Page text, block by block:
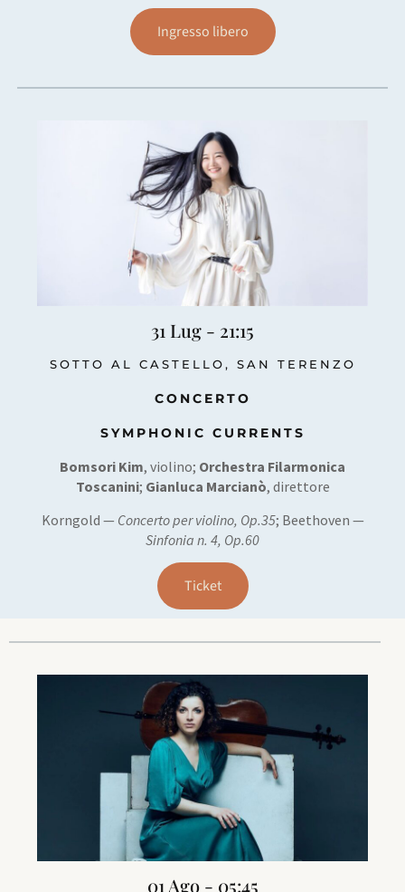
Ingresso libero
31 Lug - 21:15
SOTTO AL CASTELLO, SAN TERENZO
CONCERTO
SYMPHONIC CURRENTS
Bomsori Kim, violino; Orchestra Filarmonica
Toscanini; Gianluca Marcianò, direttore
Korngold — Concerto per violino, Op.35; Beethoven —
Sinfonia n. 4, Op.60
Ticket
01 Ago - 05:45